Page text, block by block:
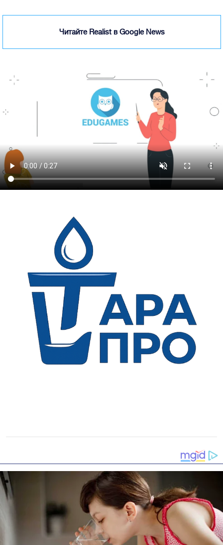
Читайте Realist в Google News